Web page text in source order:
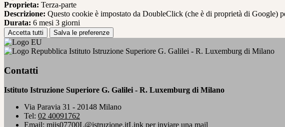
Proprieta: Terza-parte
Descrizione: Questo cookie è impostato da DoubleClick (che è di proprietà di Google)
Durata: 6 mesi 3 giorni
Accetta tutti Salva le preferenze
Istituto Istruzione Superiore G. Galilei - R. Luxemburg di Milano
Contatti
Istituto Istruzione Superiore G. Galilei - R. Luxemburg di Milano
Via Paravia 31 - 20148 Milano
Tel: 02 40091762
Email: miis07700L@istruzione.itLink per inviare una mail